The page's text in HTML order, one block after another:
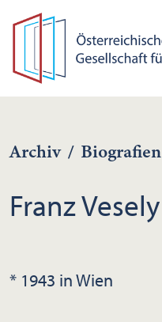
Archiv / Biografien
Franz Vesely
* 1943 in Wien